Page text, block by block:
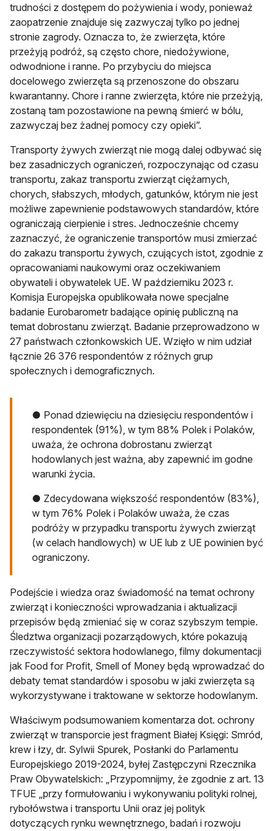
trudności z dostępem do pożywienia i wody, ponieważ
zaopatrzenie znajduje się zazwyczaj tylko po jednej
stronie zagrody. Oznacza to, że zwierzęta, które
przeżyją podróż, są często chore, niedożywione,
odwodnione i ranne. Po przybyciu do miejsca
docelowego zwierzęta są przenoszone do obszaru
kwarantanny. Chore i ranne zwierzęta, które nie przeżyją,
zostaną tam pozostawione na pewną śmierć w bólu,
zazwyczaj bez żadnej pomocy czy opieki”.
Transporty żywych zwierząt nie mogą dalej odbywać się
bez zasadniczych ograniczeń, rozpoczynając od czasu
transportu, zakaz transportu zwierząt ciężarnych,
chorych, słabszych, młodych, gatunków, którym nie jest
możliwe zapewnienie podstawowych standardów, które
ograniczają cierpienie i stres. Jednocześnie chcemy
zaznaczyć, że ograniczenie transportów musi zmierzać
do zakazu transportu żywych, czujących istot, zgodnie z
opracowaniami naukowymi oraz oczekiwaniem
obywateli i obywatelek UE. W październiku 2023 r.
Komisja Europejska opublikowała nowe specjalne
badanie Eurobarometr badające opinię publiczną na
temat dobrostanu zwierząt. Badanie przeprowadzono w
27 państwach członkowskich UE. Wzięło w nim udział
łącznie 26 376 respondentów z różnych grup
społecznych i demograficznych.
● Ponad dziewięciu na dziesięciu respondentów i
respondentek (91%), w tym 88% Polek i Polaków,
uważa, że ochrona dobrostanu zwierząt
hodowlanych jest ważna, aby zapewnić im godne
warunki życia.
● Zdecydowana większość respondentów (83%),
w tym 76% Polek i Polaków uważa, że czas
podróży w przypadku transportu żywych zwierząt
(w celach handlowych) w UE lub z UE powinien być
ograniczony.
Podejście i wiedza oraz świadomość na temat ochrony
zwierząt i konieczności wprowadzania i aktualizacji
przepisów będą zmieniać się w coraz szybszym tempie.
Śledztwa organizacji pozarządowych, które pokazują
rzeczywistość sektora hodowlanego, filmy dokumentacji
jak Food for Profit, Smell of Money będą wprowadzać do
debaty temat standardów i sposobu w jaki zwierzęta są
wykorzystywane i traktowane w sektorze hodowlanym.
Właściwym podsumowaniem komentarza dot. ochrony
zwierząt w transporcie jest fragment Białej Księgi: Smród,
krew i łzy, dr. Sylwii Spurek, Posłanki do Parlamentu
Europejskiego 2019-2024, byłej Zastępczyni Rzecznika
Praw Obywatelskich: „Przypomnijmy, że zgodnie z art. 13
TFUE „przy formułowaniu i wykonywaniu polityki rolnej,
rybołówstwa i transportu Unii oraz jej polityk
dotyczących rynku wewnętrznego, badań i rozwoju